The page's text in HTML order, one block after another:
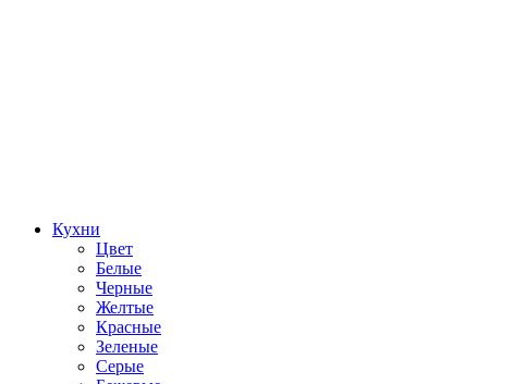
Кухни
Цвет
Белые
Черные
Желтые
Красные
Зеленые
Серые